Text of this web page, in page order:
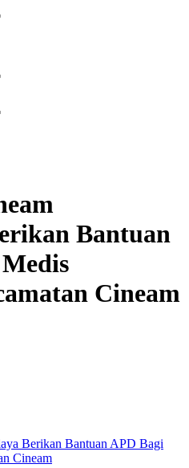
Bantuan
Cineam